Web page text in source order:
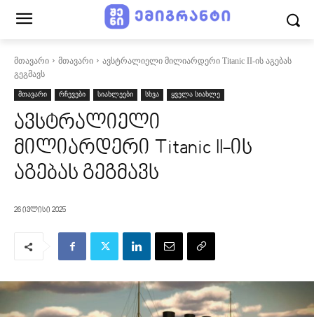
მთავარი მთავარი
ავსტრალიელი მილიარდერი Titanic II-ის აგებას
გეგმავს
მთავარი რჩევები სიახლეები სხვა ყველა სიახლე
ავსტრალიელი
მილიარდერი Titanic II-ის
აგებას გეგმავს
26 ივლისი 2025